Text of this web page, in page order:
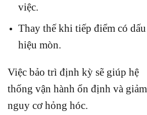
việc.
Thay thế khi tiếp điểm có dấu
hiệu mòn.
Việc bảo trì định kỳ sẽ giúp hệ
thống vận hành ổn định và giảm
nguy cơ hỏng hóc.